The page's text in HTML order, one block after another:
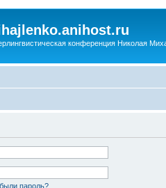
конференция Николая
пароль?